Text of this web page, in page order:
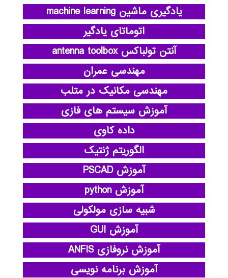
یادگیری ماشین machine learning
اتوماتای یادگیر
آنتن تولباکس antenna toolbox
مهندسی عمران
مهندسی مکانیک در متلب
آموزش سیستم های فازی
داده کاوی
الگوریتم ژنتیک
آموزش PSCAD
آموزش python
شبیه سازی مولکولی
آموزش GUI
آموزش نروفازی ANFIS
آموزش برنامه نویسی